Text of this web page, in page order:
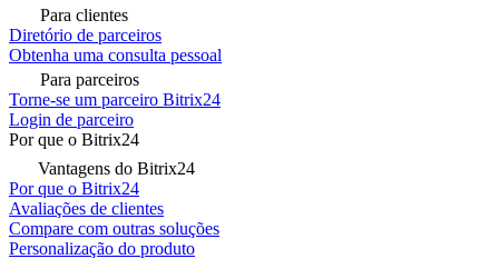
Para clientes
Diretório de parceiros
Obtenha uma consulta pessoal
Para parceiros
Torne-se um parceiro Bitrix24
Login de parceiro
Por que o Bitrix24
Vantagens do Bitrix24
Por que o Bitrix24
Avaliações de clientes
Compare com outras soluções
Personalização do produto